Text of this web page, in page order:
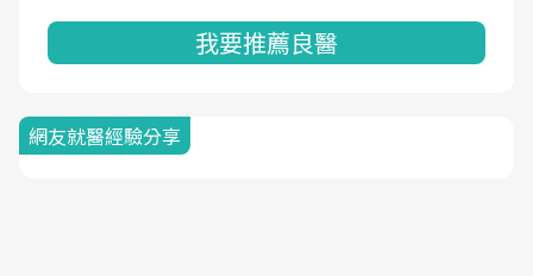
我要推薦良醫
網友就醫經驗分享